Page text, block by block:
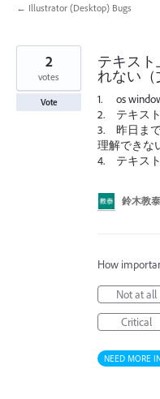
← Illustrator (Desktop) Bugs
テキス
れない（
1. os
2. テキス
3. 昨日ま
理解できな
4. テキス
2
votes
Vote
鈴木教泰
How
Not at all
Critical
NEED MORE